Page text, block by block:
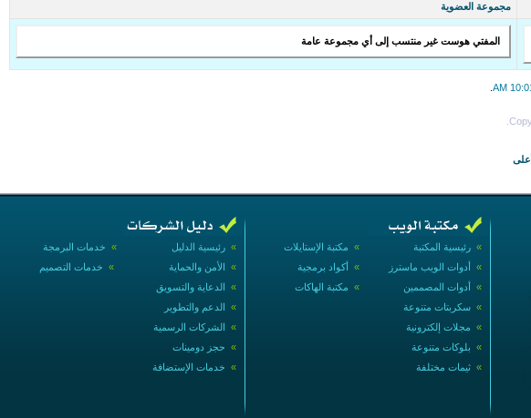
مجموعة العضوية
المفتي هوست غير منتسب إلى أي مجموعة عامة
10:01
» خدمات البرمجة » رئيسية الدليل
» خدمات التصميم » الأمن والحماية
» الدعاية والتسويق
» الدعم والتطوير
» الشركات الرسمية
» حجز دومينات
» خدمات الإستضافة
» مكتبة الإستايلات » رئيسية المكتبة
» أكواد برمجية » أدوات الويب ماسترز
» مكتبة الهاكات » أدوات المصممين
» سكربتات متنوعة
» مجلات إلكترونية
» بلوكات متنوعة
» ثيمات مختلفة